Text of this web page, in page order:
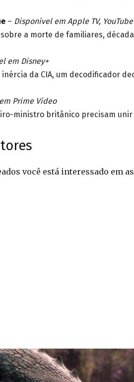
– Disponível em Apple TV,
a morte de familiares,
em Disney+
inércia da CIA, um decodificador
Prime Video
ministro britânico precisam
você está interessado em